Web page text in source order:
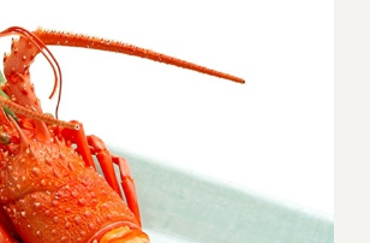
そう重/誕生日重/還暦重/お食い初め重)
せち冷凍)
サイトマップ
ご意見・お問合せ
勢海老
め重
凍
・スープカレー